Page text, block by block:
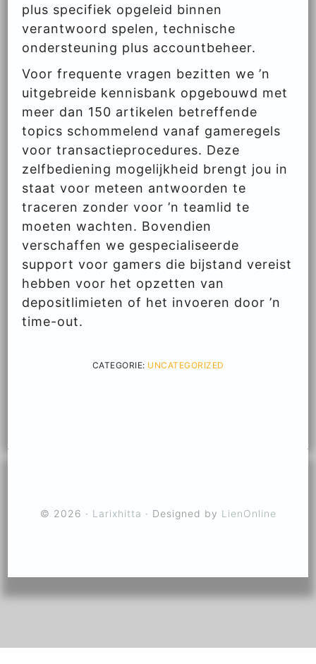
plus specifiek opgeleid binnen
verantwoord spelen, technische
ondersteuning plus accountbeheer.
Voor frequente vragen bezitten we ’n
uitgebreide kennisbank opgebouwd met
meer dan 150 artikelen betreffende
topics schommelend vanaf gameregels
voor transactieprocedures. Deze
zelfbediening mogelijkheid brengt jou in
staat voor meteen antwoorden te
traceren zonder voor ’n teamlid te
moeten wachten. Bovendien
verschaffen we gespecialiseerde
support voor gamers die bijstand vereist
hebben voor het opzetten van
depositlimieten of het invoeren door ’n
time-out.
CATEGORIE: UNCATEGORIZED
© 2026 · Larixhitta · Designed by LienOnline